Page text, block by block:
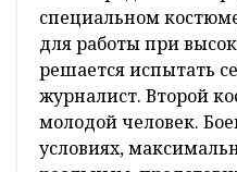
специальном
для работы при
решается испытать
журналист. Второй
молодой человек.
условиях,